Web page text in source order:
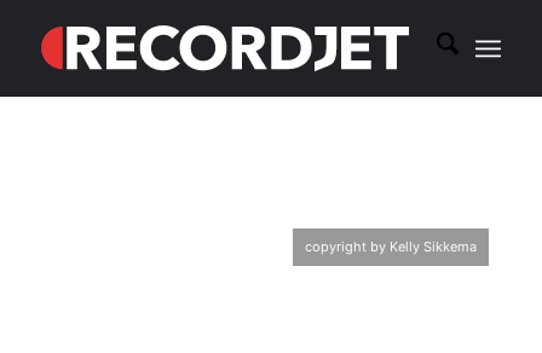
copyright by Kelly Sikkema